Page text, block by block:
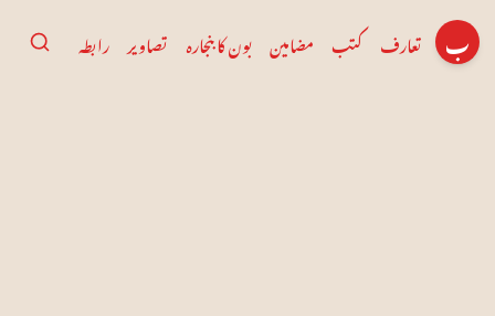
ب رابطہ تصاویر بون کا بنجارہ مضامین کتب تعارف